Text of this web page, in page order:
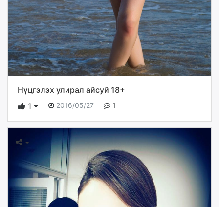
Нүцгэлэх улирал айсуй 18+
1
2016/05/27 1